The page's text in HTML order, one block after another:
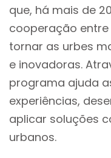
que, há mais de
cooperação
tornar as urbes
e inovadoras.
programa ajuda
experiências,
aplicar soluções
urbanos.